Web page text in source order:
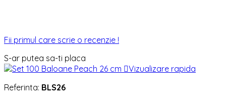
Fii primul care scrie o recenzie !
S-ar putea sa-ti placa
Vizualizare rapida
Referinta: BLS26